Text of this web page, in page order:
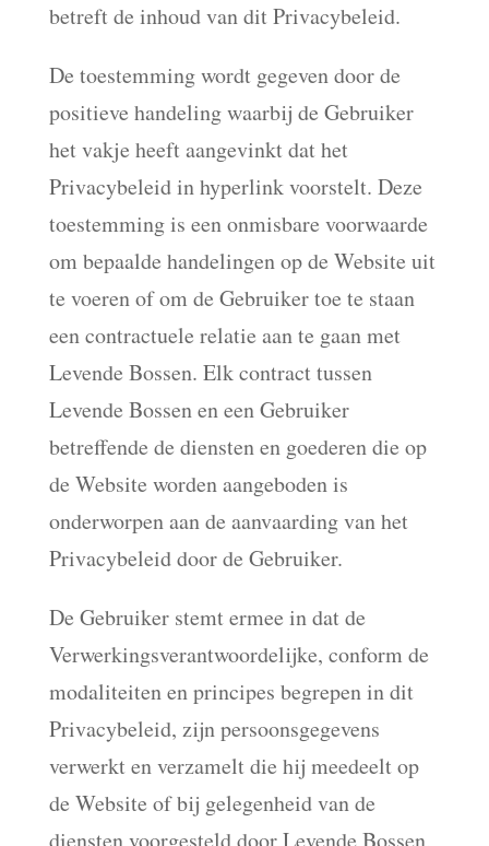
betreft de inhoud van dit Privacybeleid.
De toestemming wordt gegeven door de
positieve handeling waarbij de Gebruiker
het vakje heeft aangevinkt dat het
Privacybeleid in hyperlink voorstelt. Deze
toestemming is een onmisbare voorwaarde
om bepaalde handelingen op de Website uit
te voeren of om de Gebruiker toe te staan
een contractuele relatie aan te gaan met
Levende Bossen. Elk contract tussen
Levende Bossen en een Gebruiker
betreffende de diensten en goederen die op
de Website worden aangeboden is
onderworpen aan de aanvaarding van het
Privacybeleid door de Gebruiker.
De Gebruiker stemt ermee in dat de
Verwerkingsverantwoordelijke, conform de
modaliteiten en principes begrepen in dit
Privacybeleid, zijn persoonsgegevens
verwerkt en verzamelt die hij meedeelt op
de Website of bij gelegenheid van de
diensten voorgesteld door Levende Bossen,